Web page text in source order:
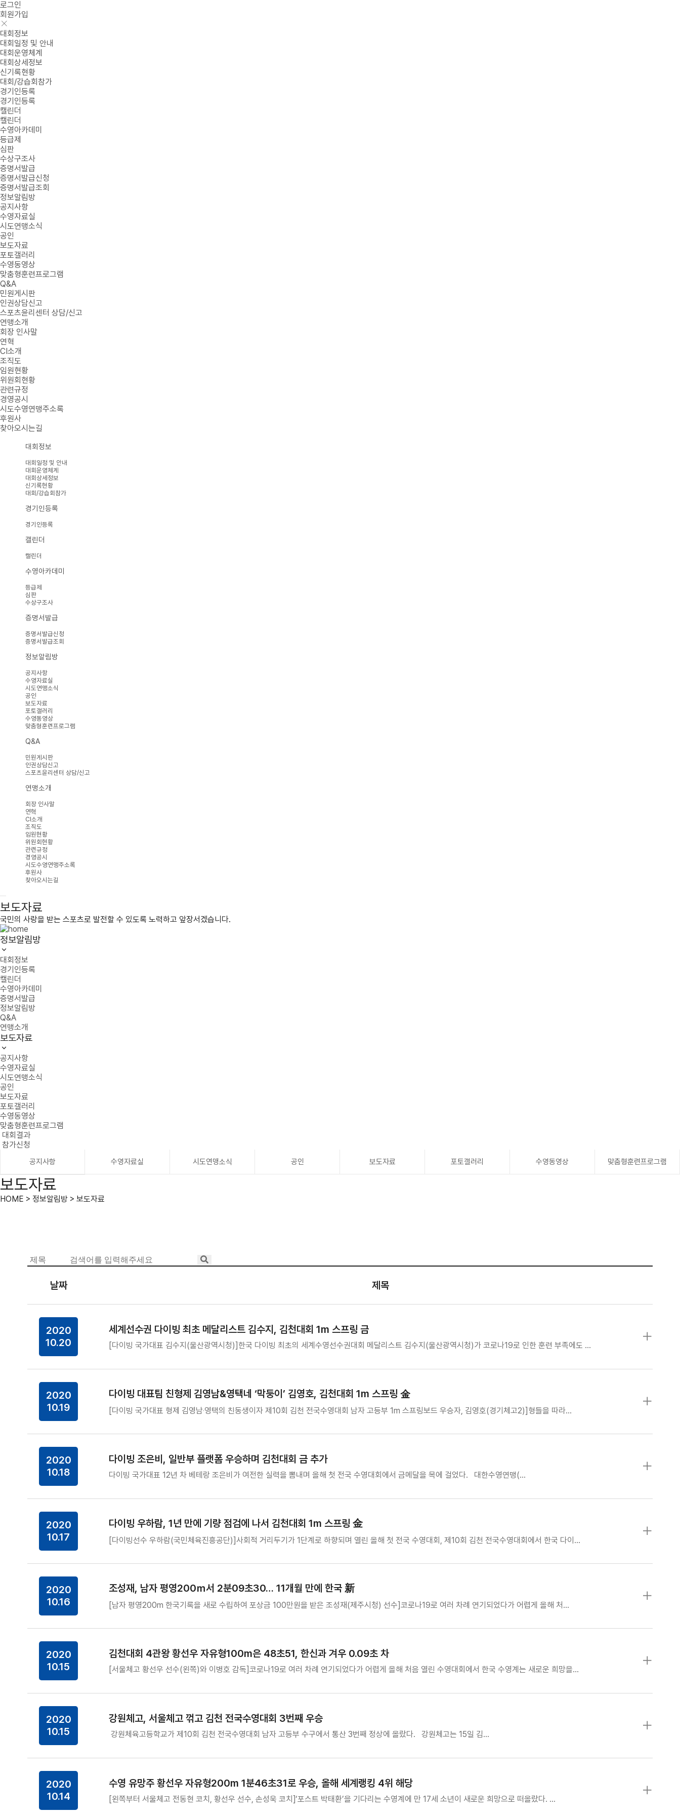
로그인
회원가입
대회정보
대회일정 및 안내
대회운영체계
대회상세정보
신기록현황
대회/강습회참가
경기인등록
경기인등록
캘린더
캘린더
수영아카데미
등급제
심판
수상구조사
증명서발급
증명서발급신청
증명서발급조회
정보알림방
공지사항
수영자료실
시도연맹소식
공인
보도자료
포토갤러리
수영동영상
맞춤형훈련프로그램
Q&A
민원게시판
인권상담신고
스포츠윤리센터 상담/신고
연맹소개
회장 인사말
연혁
CI소개
조직도
임원현황
위원회현황
관련규정
경영공시
시도수영연맹주소록
후원사
찾아오시는길
대회정보
대회일정 및 안내
대회운영체계
대회상세정보
신기록현황
대회/강습회참가
경기인등록
경기인등록
캘린더
캘린더
수영아카데미
등급제
심판
수상구조사
증명서발급
증명서발급신청
증명서발급조회
정보알림방
공지사항
수영자료실
시도연맹소식
공인
보도자료
포토갤러리
수영동영상
맞춤형훈련프로그램
Q&A
민원게시판
인권상담신고
스포츠윤리센터 상담/신고
연맹소개
회장 인사말
연혁
CI소개
조직도
임원현황
위원회현황
관련규정
경영공시
시도수영연맹주소록
후원사
찾아오시는길
보도자료
국민의 사랑을 받는 스포츠로 발전할 수 있도록 노력하고 앞장서겠습니다.
정보알림방
대회정보
경기인등록
캘린더
수영아카데미
증명서발급
정보알림방
Q&A
연맹소개
보도자료
공지사항
수영자료실
시도연맹소식
공인
보도자료
포토갤러리
수영동영상
맞춤형훈련프로그램
대회결과
참가신청
공지사항 수영자료실 시도연맹소식 공인 보도자료 포토갤러리 수영동영상 맞춤형훈련프로그램
보도자료
HOME > 정보알림방 > 보도자료
날짜 제목
2020
10.20
세계선수권 다이빙 최초 메달리스트 김수지, 김천대회 1m 스프링 금
[다이빙 국가대표 김수지(울산광역시청)]한국 다이빙 최초의 세계수영선수권대회 메달리스트 김수지(울산광역시청)가 코로나19로 인한 훈련 부족에도 …
2020
10.19
다이빙 대표팀 친형제 김영남&영택네 ‘막둥이’ 김영호, 김천대회 1m 스프링 金
[다이빙 국가대표 형제 김영남‧영택의 친동생이자 제10회 김천 전국수영대회 남자 고등부 1m 스프링보드 우승자, 김영호(경기체고2)]형들을 따라…
2020
10.18
다이빙 조은비, 일반부 플랫폼 우승하며 김천대회 금 추가
다이빙 국가대표 12년 차 베테랑 조은비가 여전한 실력을 뽐내며 올해 첫 전국 수영대회에서 금메달을 목에 걸었다. 대한수영연맹(…
2020
10.17
다이빙 우하람, 1년 만에 기량 점검에 나서 김천대회 1m 스프링 金
[다이빙선수 우하람(국민체육진흥공단)]사회적 거리두기가 1단계로 하향되며 열린 올해 첫 전국 수영대회, 제10회 김천 전국수영대회에서 한국 다이…
2020
10.16
조성재, 남자 평영200ｍ서 2분09초30… 11개월 만에 한국 新
[남자 평영200m 한국기록을 새로 수립하여 포상금 100만원을 받은 조성재(제주시청) 선수]코로나19로 여러 차례 연기되었다가 어렵게 올해 처…
2020
10.15
김천대회 4관왕 황선우 자유형100m은 48초51, 한신과 겨우 0.09초 차
[서울체고 황선우 선수(왼쪽)와 이병호 감독]코로나19로 여러 차례 연기되었다가 어렵게 올해 처음 열린 수영대회에서 한국 수영계는 새로운 희망을…
2020
10.15
강원체고, 서울체고 꺾고 김천 전국수영대회 3번째 우승
강원체육고등학교가 제10회 김천 전국수영대회 남자 고등부 수구에서 통산 3번째 정상에 올랐다. 강원체고는 15일 김…
2020
10.14
수영 유망주 황선우 자유형200m 1분46초31로 우승, 올해 세계랭킹 4위 해당
[왼쪽부터 서울체고 전동현 코치, 황선우 선수, 손성욱 코치]‘포스트 박태환’을 기다리는 수영계에 만 17세 소년이 새로운 희망으로 떠올랐다. …